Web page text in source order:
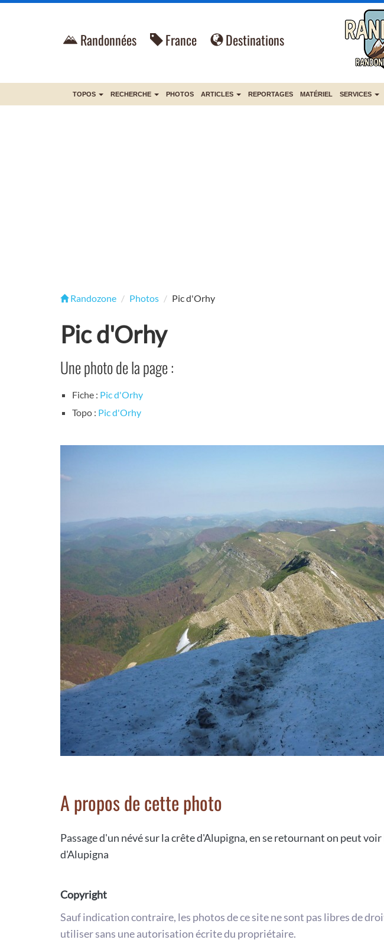
Randonnées France Destinations
TOPOS RECHERCHE PHOTOS ARTICLES REPORTAGES MATÉRIEL SERVICES
Randozone Photos Pic d'Orhy
Pic d'Orhy
Une photo de la page :
Fiche : Pic d'Orhy
Topo : Pic d'Orhy
A propos de cette photo
Passage d'un névé sur la crête d'Alupigna, en se retournant on peut
d'Alupigna
Copyright
Sauf indication contraire, les photos de ce site ne sont pas libres de
utiliser sans une autorisation écrite du propriétaire.